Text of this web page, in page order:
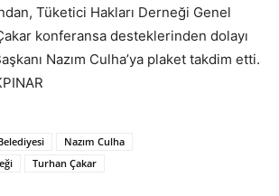
Tüketici Hakları Derneği Genel
konferansa desteklerinden dolayı
Nazım Culha’ya plaket takdim etti.
Nazım Culha
Turhan Çakar